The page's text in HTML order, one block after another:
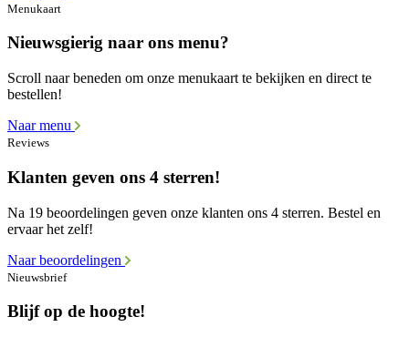
Menukaart
Nieuwsgierig naar ons menu?
Scroll naar beneden om onze menukaart te bekijken en direct te
bestellen!
Naar menu
Reviews
Klanten geven ons 4 sterren!
Na 19 beoordelingen geven onze klanten ons 4 sterren. Bestel en
ervaar het zelf!
Naar beoordelingen
Nieuwsbrief
Blijf op de hoogte!